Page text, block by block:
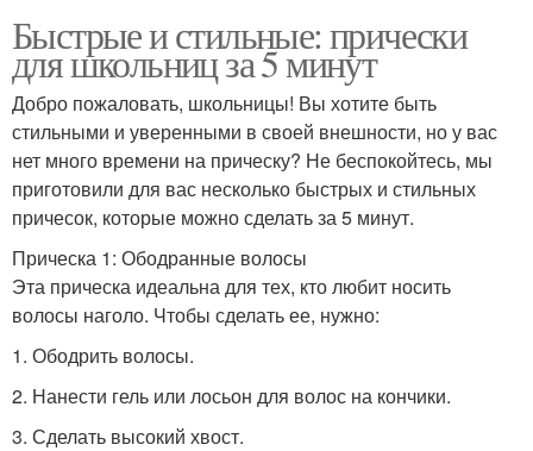
Быстрые и стильные: прически
для школьниц за 5 минут
Добро пожаловать, школьницы! Вы хотите быть
стильными и уверенными в своей внешности, но у вас
нет много времени на прическу? Не беспокойтесь, мы
приготовили для вас несколько быстрых и стильных
причесок, которые можно сделать за 5 минут.
Прическа 1: Ободранные волосы
Эта прическа идеальна для тех, кто любит носить
волосы наголо. Чтобы сделать ее, нужно:
1. Ободрить волосы.
2. Нанести гель или лосьон для волос на кончики.
3. Сделать высокий хвост.